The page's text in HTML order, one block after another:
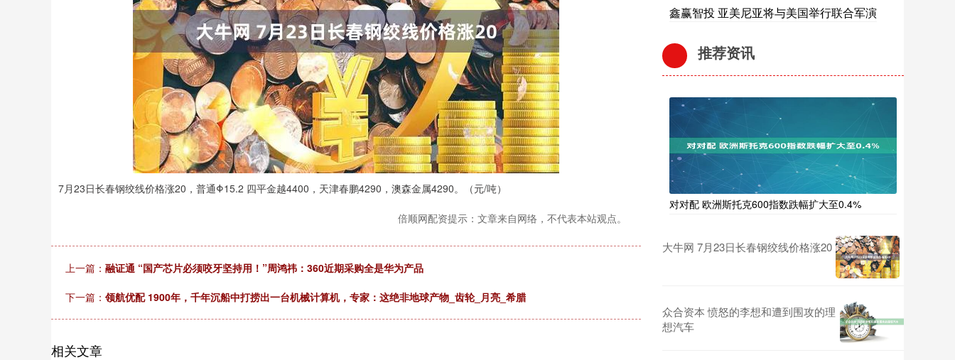
7月23日长春钢绞线价格涨20，普通Φ15.2 四平金越4400，天津春鹏4290，澳森金属4290。（元/吨）
倍顺网配资提示：文章来自网络，不代表本站观点。
上一篇： 融证通 “国产芯片必须咬牙坚持用！”周鸿祎：360近期采购全是华为产品
下一篇： 领航优配 1900年，千年沉船中打捞出一台机械计算机，专家：这绝非地球产物_齿轮_月亮_希腊
相关文章
鑫赢智投 亚美尼亚将与美国举行联合军演
推荐资讯
对对配 欧洲斯托克600指数跌幅扩大至0.4%
大牛网 7月23日长春钢绞线价格涨20
众合资本 愤怒的李想和遭到围攻的理
想汽车